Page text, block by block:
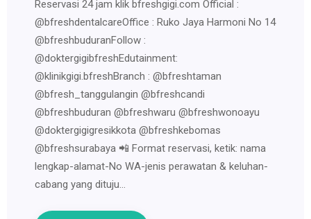
Reservasi 24 jam klik bfreshgigi.com Official :
@bfreshdentalcareOffice : Ruko Jaya Harmoni No 14
@bfreshbuduranFollow :
@doktergigibfreshEdutainment:
@klinikgigi.bfreshBranch : @bfreshtaman
@bfresh_tanggulangin @bfreshcandi
@bfreshbuduran @bfreshwaru @bfreshwonoayu
@doktergigigresikkota @bfreshkebomas
@bfreshsurabaya 📲 Format reservasi, ketik: nama
lengkap-alamat-No WA-jenis perawatan & keluhan-
cabang yang dituju…